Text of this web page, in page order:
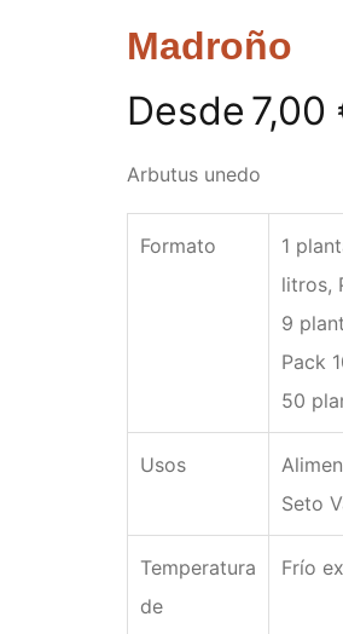
Madroño
Desde 7,00
Arbutus unedo
Formato
1
litros,
9
Pack
50
Usos
Seto
Temperatura
de
Frío